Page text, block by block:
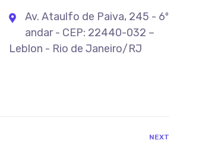
Av. Ataulfo de Paiva, 245 - 6º
andar - CEP: 22440-032 –
Leblon - Rio de Janeiro/RJ
NEXT